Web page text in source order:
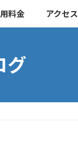
料金 アクセス
グ